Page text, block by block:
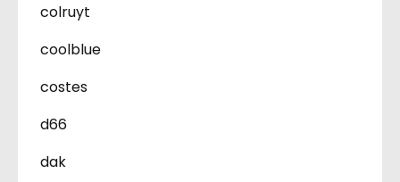
colruyt
coolblue
costes
d66
dak